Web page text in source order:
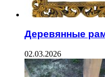
Деревянные
02.03.2026